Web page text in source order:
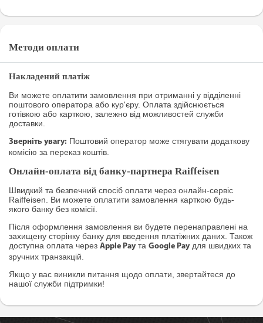
Методи оплати
Накладений платіж
Ви можете оплатити замовлення при отриманні у відділенні
поштового оператора або кур'єру. Оплата здійснюється
готівкою або карткою, залежно від можливостей служби
доставки.
Зверніть увагу: Поштовий оператор може стягувати додаткову
комісію за переказ коштів.
Онлайн-оплата від банку-партнера Raiffeisen
Швидкий та безпечний спосіб оплати через онлайн-сервіс
Raiffeisen. Ви можете оплатити замовлення карткою будь-
якого банку без комісії.
Після оформлення замовлення ви будете перенаправлені на
захищену сторінку банку для введення платіжних даних. Також
доступна оплата через Apple Pay та Google Pay для швидких та
зручних транзакцій.
Якщо у вас виникли питання щодо оплати, звертайтеся до
нашої служби підтримки!